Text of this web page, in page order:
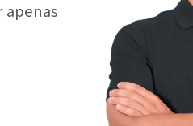
apenas